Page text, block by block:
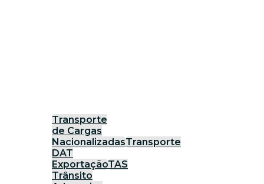
Transporte
de Cargas
NacionalizadasTransporte
DAT
ExportaçãoTAS
Trânsito